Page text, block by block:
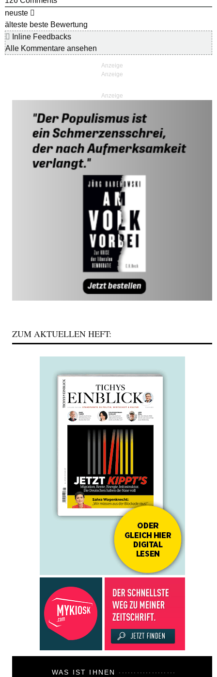
neuste
älteste beste Bewertung
Inline Feedbacks
Alle Kommentare ansehen
Anzeige
ZUM AKTUELLEN HEFT:
WAS IST IHNEN